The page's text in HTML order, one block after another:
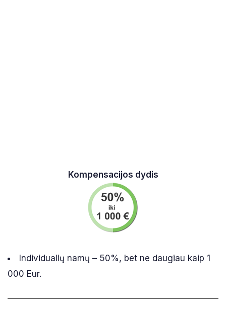
Kompensacijos dydis
Individualių namų – 50%, bet ne daugiau kaip 1
000 Eur.